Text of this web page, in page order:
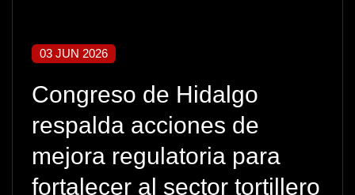
03 JUN 2026
Congreso de Hidalgo
respalda acciones de
mejora regulatoria para
fortalecer al sector tortillero